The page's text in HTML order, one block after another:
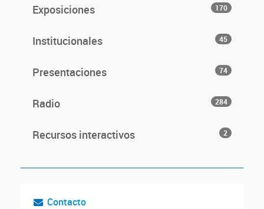
Exposiciones 170
Institucionales 45
Presentaciones 74
Radio 284
Recursos interactivos 2
Contacto